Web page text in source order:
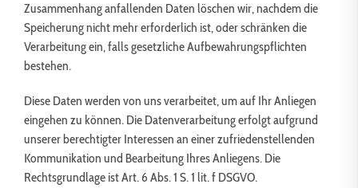
Zusammenhang anfallenden Daten löschen wir, nachdem die
Speicherung nicht mehr erforderlich ist, oder schränken die
Verarbeitung ein, falls gesetzliche Aufbewahrungspflichten
bestehen.
Diese Daten werden von uns verarbeitet, um auf Ihr Anliegen
eingehen zu können. Die Datenverarbeitung erfolgt aufgrund
unserer berechtigter Interessen an einer zufriedenstellenden
Kommunikation und Bearbeitung Ihres Anliegens. Die
Rechtsgrundlage ist Art. 6 Abs. 1 S. 1 lit. f DSGVO.